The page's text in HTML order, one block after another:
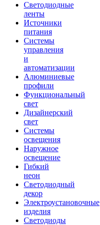
Светодиодные
ленты
Источники
питания
Системы
управления
и
автоматизации
Алюминиевые
профили
Функциональный
свет
Дизайнерский
свет
Системы
освещения
Наружное
освещение
Гибкий
неон
Светодиодный
декор
Электроустановочные
изделия
Светодиоды